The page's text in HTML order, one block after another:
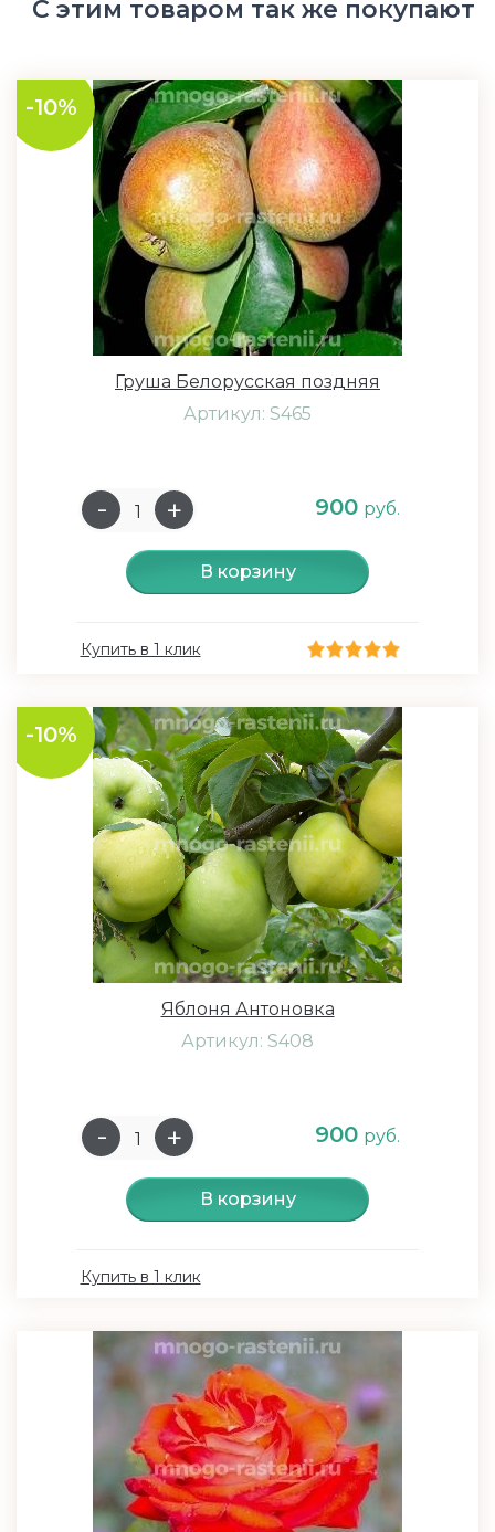
С этим товаром так же покупают
-10%
Груша Белорусская поздняя
Артикул: S465
900 руб.
В корзину
Купить в 1 клик
-10%
Яблоня Антоновка
Артикул: S408
900 руб.
В корзину
Купить в 1 клик